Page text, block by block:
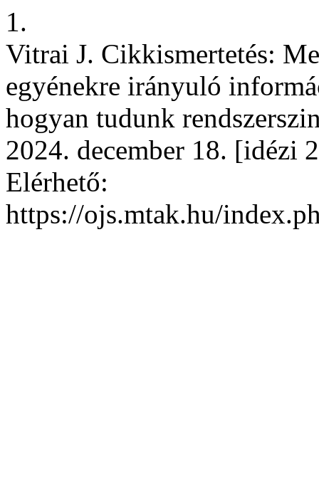
1.
Vitrai J. Cikkismertetés:
egyénekre irányuló
hogyan tudunk
2024. december 18. [idézi
Elérhető:
https://ojs.mtak.hu/